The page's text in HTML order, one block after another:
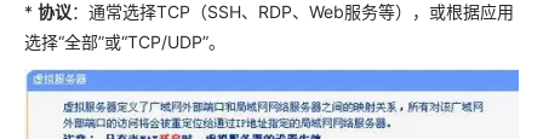
* 协议：通常选择TCP（SSH、RDP、Web服务等），或根据应用
选择“全部”或“TCP/UDP”。